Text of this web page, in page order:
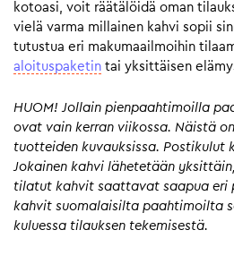
kotoasi, voit räätälöidä oman
vielä varma millainen kahvi sopii
tutustua eri makumaailmoihin
aloituspaketin tai yksittäisen
HUOM! Jollain pienpaahtimoilla
ovat vain kerran viikossa. Näistä
tuotteiden kuvauksissa. Postikulut
Jokainen kahvi lähetetään
tilatut kahvit saattavat saapua eri
kahvit suomalaisilta paahtimoilta
kuluessa tilauksen tekemisestä.